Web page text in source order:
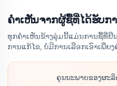
ຄຳເຫັນຈາກຜູ້ຊື້ທີ່ໄດ້ຮັບກ
ທຸກຄຳເຫັນຂ້າງລຸ່ມນີ້ແມ່ນການຊື້ທີ່ຢື
ການແກ້ໄຂ, ບໍ່ມີການເລືອກເອົາເພີ່ຍ
ຄຸນນະພາບຂອງຜະ